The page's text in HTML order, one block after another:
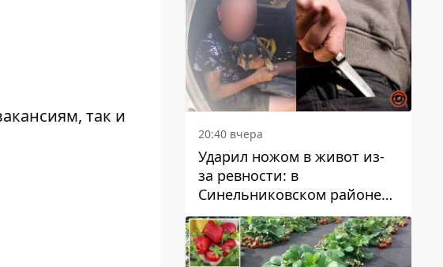
так и
20:40 вчера
Ударил ножом в живот из-
за ревности: в
Синельниковском районе
задержали 49-летнего
мужчину за убийство